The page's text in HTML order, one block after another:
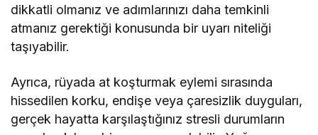
dikkatli olmanız ve adımlarınızı daha temkinli
atmanız gerektiği konusunda bir uyarı niteliği
taşıyabilir.
Ayrıca, rüyada at koşturmak eylemi sırasında
hissedilen korku, endişe veya çaresizlik duyguları,
gerçek hayatta karşılaştığınız stresli durumların